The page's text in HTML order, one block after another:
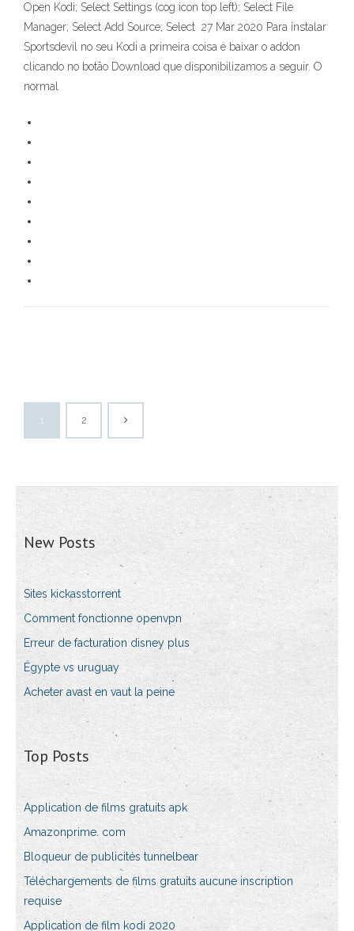
Open Kodi; Select Settings (cog icon top left); Select File
Manager; Select Add Source; Select 27 Mar 2020 Para instalar
Sportsdevil no seu Kodi a primeira coisa é baixar o addon
clicando no botão Download que disponibilizamos a seguir. O
normal
1 2
New Posts
Sites kickasstorrent
Comment fonctionne openvpn
Erreur de facturation disney plus
Égypte vs uruguay
Acheter avast en vaut la peine
Top Posts
Application de films gratuits apk
Amazonprime. com
Bloqueur de publicités tunnelbear
Téléchargements de films gratuits aucune inscription
requise
Application de film kodi 2020